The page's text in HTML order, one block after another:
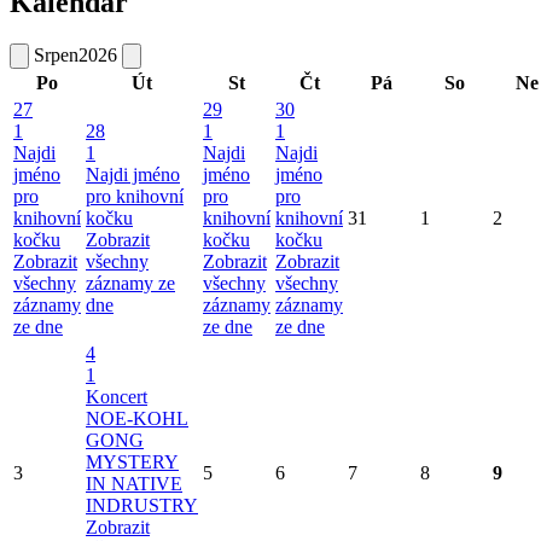
Srpen2026
Po
Út St Čt Pá So
Ne
27
1
Najdi
jméno
pro
knihovní
kočku
Zobrazit
všechny
záznamy
ze dne
28
1
Najdi jméno
pro knihovní
kočku
Zobrazit
všechny
záznamy ze
dne
29
1
Najdi
jméno
pro
knihovní
kočku
Zobrazit
všechny
záznamy
ze dne
30
1
Najdi
jméno
pro
knihovní
kočku
Zobrazit
všechny
záznamy
ze dne
31 1 2
3
4
1
Koncert
NOE-KOHL
GONG
MYSTERY
IN NATIVE
INDRUSTRY
Zobrazit
5 6 7 8 9